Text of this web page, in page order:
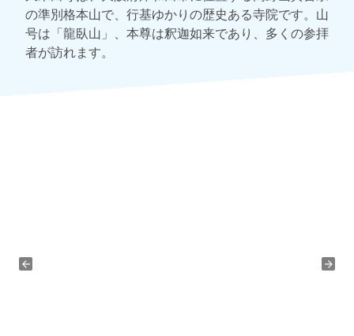
の準別格本山で、行基ゆかりの歴史ある寺院です。山
号は「龍臥山」、本尊は釈迦如来であり、多くの参拝
者が訪れます。